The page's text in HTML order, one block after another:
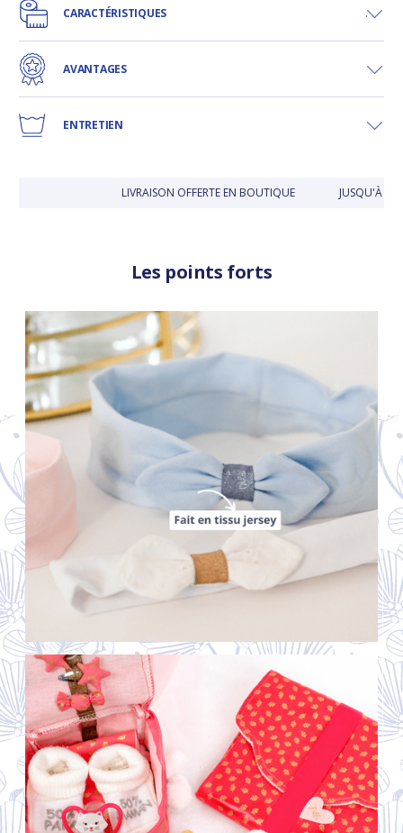
CARACTÉRISTIQUES
AVANTAGES
ENTRETIEN
LIVRAISON OFFERTE EN BOUTIQUE JUSQU'À 30
Les points forts